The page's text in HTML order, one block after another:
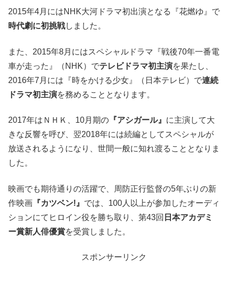
2015年4月にはNHK大河ドラマ初出演となる『花燃ゆ』で
時代劇に初挑戦しました。
また、2015年8月にはスペシャルドラマ『戦後70年一番電
車が走った』（NHK）でテレビドラマ初主演を果たし、
2016年7月には『時をかける少女』（日本テレビ）で連続
ドラマ初主演を務めることとなります。
2017年はＮＨＫ、10月期の 『アシガール』 に主演して大
きな反響を呼び、翌2018年には続編としてスペシャルが
放送されるようになり、世間一般に知れ渡ることとなりま
した。
映画でも期待通りの活躍で、周防正行監督の5年ぶりの新
作映画 『カツベン!』 では、100人以上が参加したオーディ
ションにてヒロイン役を勝ち取り、第43回 日本アカデミ
ー賞新人俳優賞を受賞しました。
スポンサーリンク